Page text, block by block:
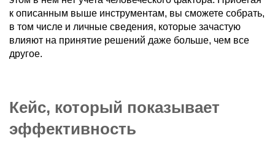
к описанным выше инструментам, вы сможете собрать,
в том числе и личные сведения, которые зачастую
влияют на принятие решений даже больше, чем все
другое.
Кейс, который показывает
эффективность